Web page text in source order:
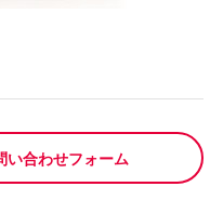
い合わせフォーム